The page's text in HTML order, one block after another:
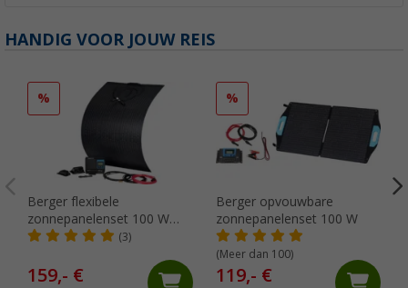
HANDIG VOOR JOUW REIS
%
Berger flexibele
zonnepanelenset 100 W
compleet systeem Deluxe
(3)
159,- €
%
Berger opvouwbare
zonnepanelenset 100 W
(Meer dan 100)
119,- €